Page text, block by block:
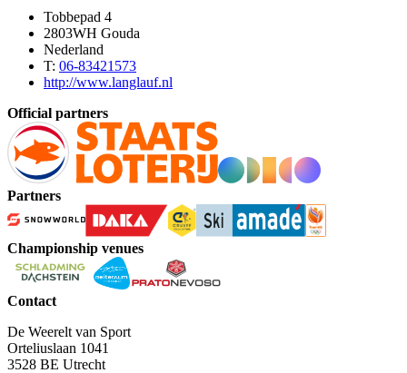
Tobbepad 4
2803WH Gouda
Nederland
T: 06-83421573
http://www.langlauf.nl
Official partners
Partners
Championship venues
Contact
De Weerelt van Sport
Orteliuslaan 1041
3528 BE Utrecht